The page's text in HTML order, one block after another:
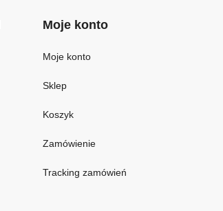
Moje konto
Moje konto
Sklep
Koszyk
Zamówienie
Tracking zamówień